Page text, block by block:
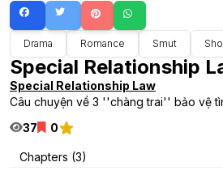
Drama Romance Smut
Special Relationship
Special Relationship Law
Câu chuyện về 3 ''chàng trai'' bảo vệ
37
0
Chapters (3)